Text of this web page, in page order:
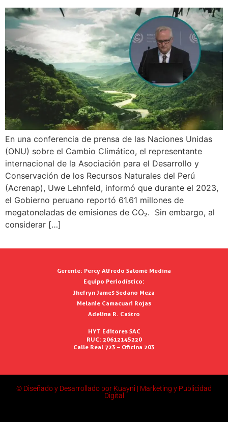
En una conferencia de prensa de las Naciones Unidas
(ONU) sobre el Cambio Climático, el representante
internacional de la Asociación para el Desarrollo y
Conservación de los Recursos Naturales del Perú
(Acrenap), Uwe Lehnfeld, informó que durante el 2023,
el Gobierno peruano reportó 61.61 millones de
megatoneladas de emisiones de CO₂. Sin embargo, al
considerar […]
Gerente: Percy Alfredo Salomé Medina
Equipo Periodístico:
Jhefryn James Sedano Meza
Melanie Camacuari Rojas
Adelina R. Castro
HYT Editores SAC
RUC: 20612145220
Calle Real 723 – Oficina 203
© Diseñado y Desarrollado por Kuayni | Marketing y Publicidad
Digital